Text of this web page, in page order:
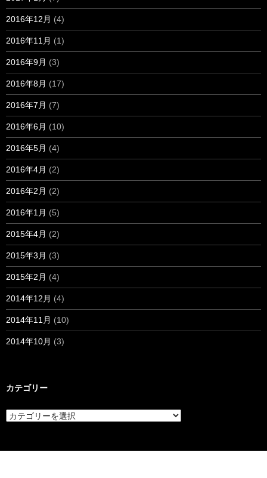
2016年12月 (4)
2016年11月 (1)
2016年9月 (3)
2016年8月 (17)
2016年7月 (7)
2016年6月 (10)
2016年5月 (4)
2016年4月 (2)
2016年2月 (2)
2016年1月 (5)
2015年4月 (2)
2015年3月 (3)
2015年2月 (4)
2014年12月 (4)
2014年11月 (10)
2014年10月 (3)
カテゴリー
カ
テ